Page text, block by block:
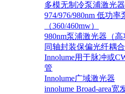
多模无制冷泵浦激光
974/976/980nm 低功率
（360/460mw）
980nm泵浦激光器（高
同轴封装保偏光纤耦
Innolume用于脉冲或
管
Innolume广域激光器
innolume Broad-area